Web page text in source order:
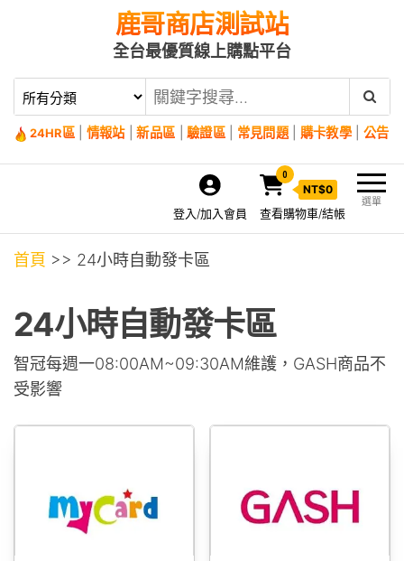
鹿哥商店測試站
全台最優質線上購點平台
24HR區 情報站|新品區 |驗證區 常見問題 購卡教學 公告
選單
0
NT$0
查看購物車/結帳
登入/加入會員
首頁 >> 24小時自動發卡區
24小時自動發卡區
智冠每週一08:00AM~09:30AM維護，GASH商品不
受影響